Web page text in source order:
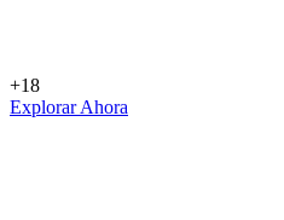
+18
Explorar Ahora